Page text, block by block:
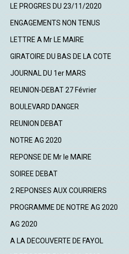
LE PROGRES DU 23/11/2020
ENGAGEMENTS NON TENUS
LETTRE A Mr LE MAIRE
GIRATOIRE DU BAS DE LA COTE
JOURNAL DU 1er MARS
REUNION-DEBAT 27 Février
BOULEVARD DANGER
REUNION DEBAT
NOTRE AG 2020
REPONSE DE Mr le MAIRE
SOIREE DEBAT
2 REPONSES AUX COURRIERS
PROGRAMME DE NOTRE AG 2020
AG 2020
A LA DECOUVERTE DE FAYOL